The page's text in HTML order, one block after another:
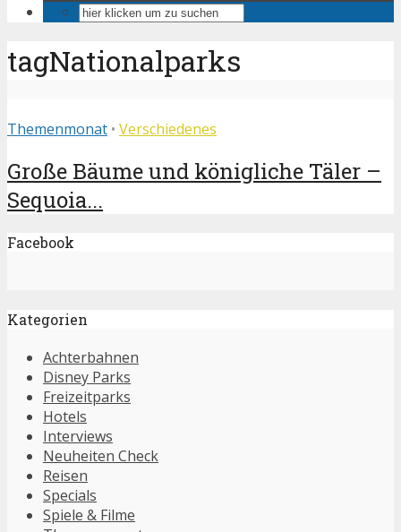
tagNationalparks
Themenmonat • Verschiedenes
Große Bäume und königliche Täler –
Sequoia...
Facebook
Kategorien
Achterbahnen
Disney Parks
Freizeitparks
Hotels
Interviews
Neuheiten Check
Reisen
Specials
Spiele & Filme